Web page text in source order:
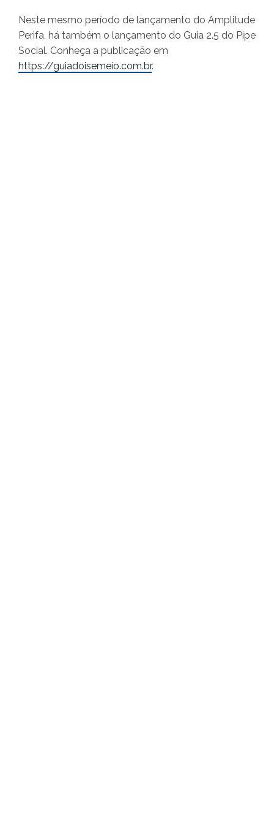
Neste mesmo período de lançamento do Amplitude
Perifa, há também o lançamento do Guia 2.5 do Pipe
Social. Conheça a publicação em
https://guiadoisemeio.com.br.